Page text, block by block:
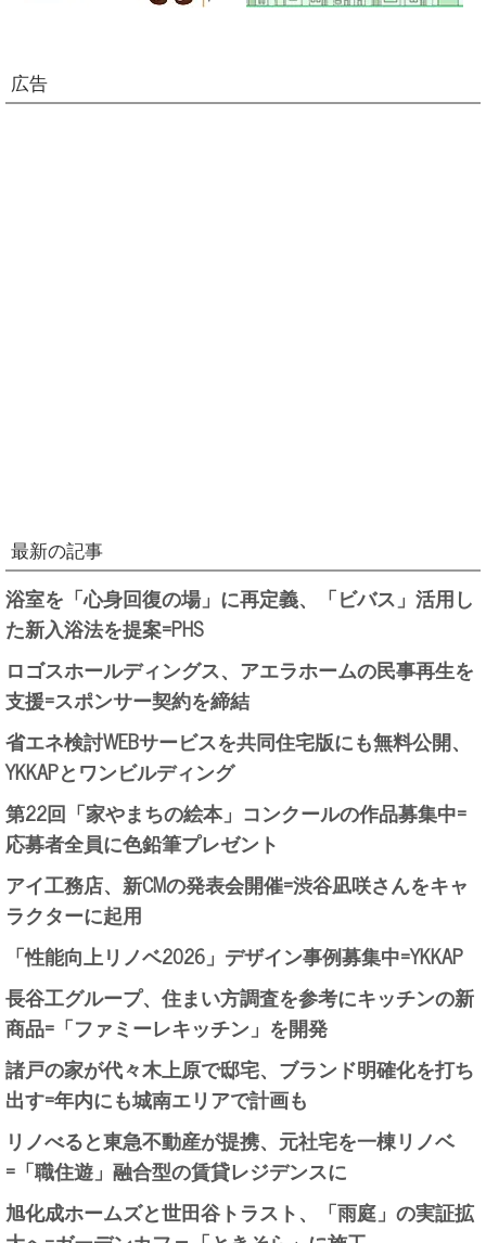
広告
最新の記事
浴室を「心身回復の場」に再定義、「ビバス」活用し
た新入浴法を提案=PHS
ロゴスホールディングス、アエラホームの民事再生を
支援=スポンサー契約を締結
省エネ検討WEBサービスを共同住宅版にも無料公開、
YKKAPとワンビルディング
第22回「家やまちの絵本」コンクールの作品募集中=
応募者全員に色鉛筆プレゼント
アイ工務店、新CMの発表会開催=渋谷凪咲さんをキャ
ラクターに起用
「性能向上リノベ2026」デザイン事例募集中=YKKAP
長谷工グループ、住まい方調査を参考にキッチンの新
商品=「ファミーレキッチン」を開発
諸戸の家が代々木上原で邸宅、ブランド明確化を打ち
出す=年内にも城南エリアで計画も
リノべると東急不動産が提携、元社宅を一棟リノベ
=「職住遊」融合型の賃貸レジデンスに
旭化成ホームズと世田谷トラスト、「雨庭」の実証拡